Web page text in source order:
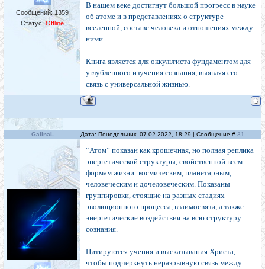
Сообщений:1359
Статус:Offline
В нашем веке достигнут большой прогресс в науке
об атоме и в представлениях о структуре
вселенной, составе человека и отношениях между
ними.
Книга является для оккультиста фундаментом для
углубленного изучения сознания, выявляя его
связь с универсальной жизнью.
GalinaL Дата: Понедельник, 07.02.2022, 18:29 | Сообщение # 31
“Атом” показан как крошечная, но полная реплика
энергетической структуры, свойственной всем
формам жизни: космическим, планетарным,
человеческим и дочеловеческим. Показаны
группировки, стоящие на разных стадиях
эволюционного процесса, взаимосвязи, а также
энергетические воздействия на всю структуру
сознания.
Цитируются учения и высказывания Христа,
чтобы подчеркнуть неразрывную связь между